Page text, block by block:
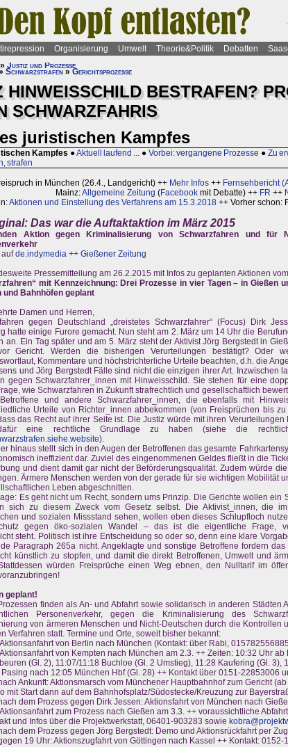
Organisierung Umwelt Theorie&Politik Debatten
» Justiz und Prozesse
Schwarzstrafen » Gerichtsprozesse
HINWEISSCHILD BESTRAFEN?
SCHWARZFAHRIS
juristischen Kampfes
Kampfes ●Aktuell laufend ... ● Vorbei: vergangene Prozesse ● Zu
strafen
in München (26.4., Landgericht) ++ Mehr Infos++ Fernsehbericht
Mainz:Allgemeine Zeitung (Facebook mit Debatte) ++ FR ++
Aktionen und Einstellung des Verfahrens am 15.3.2018 ++ Vorher schon:
Das war die Auftaktaktion im März 2015
Aktion gegen Kriminalisierung von Schwarzfahren und für
aufde.indymedia ++ Gießener Zeitung
Pressemitteilung am 26.2.2015 mit Infos zu geplanten Aktionen
mit Kennzeichnung: Drei Prozesse in vier Tagen – in Gießen
und Bahnhöfen geplant
Damen und Herren,
gegen Deutschland „dreistetes Schwarzfahrer“ (Focus) Dirk
hatte einige Furore gemacht. Nun steht am 2. März um 14 Uhr die
an. Ein Tag später und am 5. März steht der Aktivist Jörg Bergstedt in
Gericht. Werden die bisherigen Verurteilungen bestätigt? Oder
Kommentare und höchstrichterliche Urteile beachten, d.h. die
und Jörg Bergstedt Fälle sind nicht die einzigen ihrer Art. Inzwischen
gegen Schwarzfahrer_innen mit Hinweisschild. Sie stehen für eine
wie Schwarzfahren in Zukunft strafrechtlich und gesellschaftlich
und andere Schwarzfahrer_innen, die ebenfalls mit
Urteile von Richter_innen abbekommen (von Freisprüchen bis
das Recht auf ihrer Seite ist. Die Justiz würde mit ihren
eine rechtliche Grundlage zu haben (siehe die
).
hinaus stellt sich in den Augen der Betroffenen das gesamte
ineffizient dar. Zuviel des eingenommenen Geldes fließt in die
und dient damit gar nicht der Beförderungsqualität. Zudem würde
Ärmere Menschen werden von der gerade für sie wichtigen Mobilität
Leben abgeschnitten.
Es geht nicht um Recht, sondern ums Prinzip. Die Gerichte wollen ein
sich zu diesem Zweck vom Gesetz selbst. Die Aktivist_innen, die
und sozialen Missstand sehen, wollen eben dieses Schlupfloch
gegen öko-sozialen Wandel – das ist die eigentliche Frage,
steht. Politisch ist ihre Entscheidung so oder so, denn eine klare
Paragraph 265a nicht. Angeklagte und sonstige Betroffene fordern
künstlich zu stopfen, und damit die direkt Betroffenen, Umwelt und
würden Freisprüche einen Weg ebnen, den Nulltarif im
geplant!
finden als An- und Abfahrt sowie solidarisch in anderen Städten
Personenverkehr, gegen die Kriminalisierung des
von ärmeren Menschen und Nicht-Deutschen durch die Kontrollen
Verfahren statt. Termine und Orte, soweit bisher bekannt:
von Berlin nach München (Kontakt: über Rabi,
von Kempten nach München am 2.3. ++ Zeiten: 10:32 Uhr ab
(Gl. 2), 11:07/11:18 Buchloe (Gl. 2 Umstieg), 11:28 Kaufering (Gl. 3),
nach 12:05 München Hbf (Gl. 28) ++ Kontakt über 0151-22853006
Ankunft: Aktionsmarsch vom Münchener Hauptbahnhof zum Gericht
mit Start dann auf dem Bahnhofsplatz/Südostecke/Kreuzung zur
dem Prozess gegen Dirk Jessen: Aktionsfahrt von München nach
zum Prozess nach Gießen am 3.3. ++ voraussichtliche
und Infos über die Projektwerkstatt, 06401-903283 sowie
dem Prozess gegen Jörg Bergstedt: Demo und Aktionsrückfahrt per
19 Uhr: Aktionszugfahrt von Göttingen nach Kassel ++ Kontakt: 0152-